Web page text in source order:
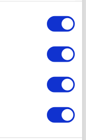
Jurat de